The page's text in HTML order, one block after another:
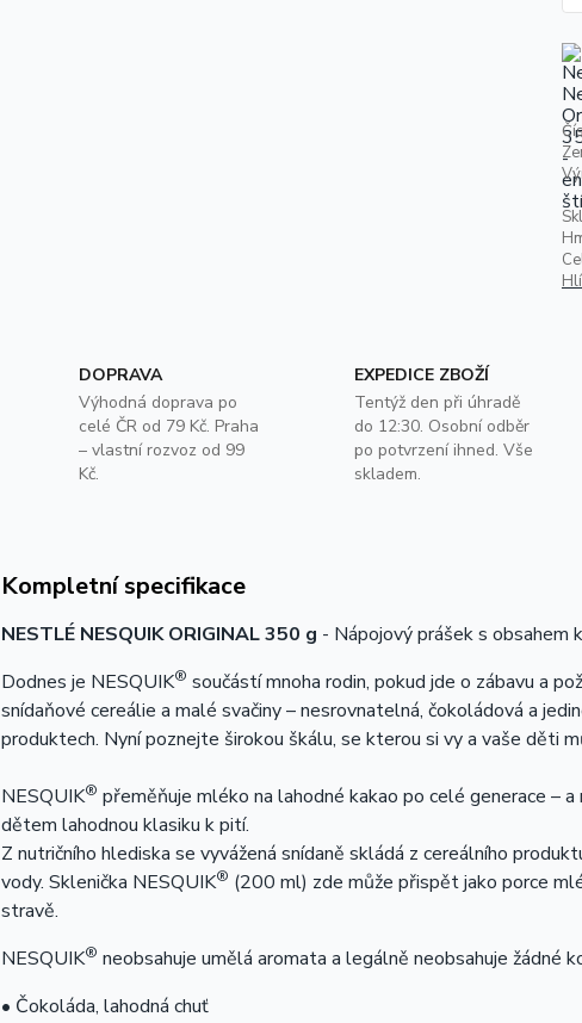
DOPRAVA
Výhodná doprava po
celé ČR od 79 Kč. Praha
– vlastní rozvoz od 99
Kč.
EXPEDICE ZBOŽÍ
Tentýž den při úhradě
do 12:30. Osobní odběr
po potvrzení ihned. Vše
skladem.
Kompletní specifikace
NESTLÉ NESQUIK ORIGINAL 350 g - Nápojový prášek s obsahem
Dodnes je NESQUIK® součástí mnoha rodin, pokud jde o zábavu a
snídaňové cereálie a malé svačiny – nesrovnatelná, čokoládová a
produktech. Nyní poznejte širokou škálu, se kterou si vy a vaše děti
NESQUIK® přeměňuje mléko na lahodné kakao po celé generace –
dětem lahodnou klasiku k pití.
Z nutričního hlediska se vyvážená snídaně skládá z cereálního
vody. Sklenička NESQUIK® (200 ml) zde může přispět jako porce
stravě.
NESQUIK® neobsahuje umělá aromata a legálně neobsahuje žádné
• Čokoláda, lahodná chuť